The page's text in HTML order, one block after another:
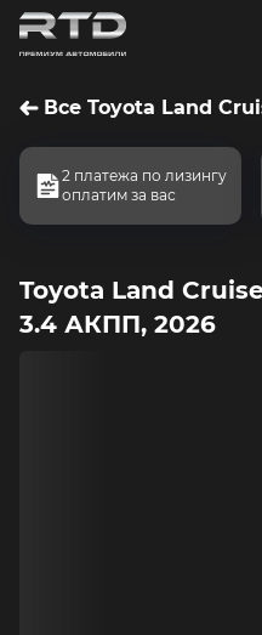
Все Toyota Land
2 платежа по лизингу
оплатим за вас
Toyota Land
3.4 АКПП, 2026